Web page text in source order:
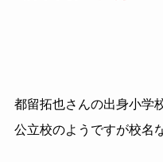
都留拓也さんの出身小学
公立校のようですが校名